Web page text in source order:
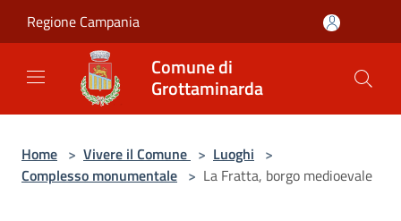
Regione Campania
Comune di
Grottaminarda
Home > Vivere il Comune > Luoghi >
Complesso monumentale > La Fratta, borgo medioevale